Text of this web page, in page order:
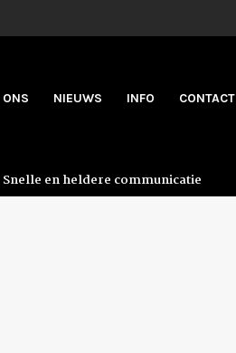
ONS NIEUWS INFO CONTACT
Snelle en heldere communicatie